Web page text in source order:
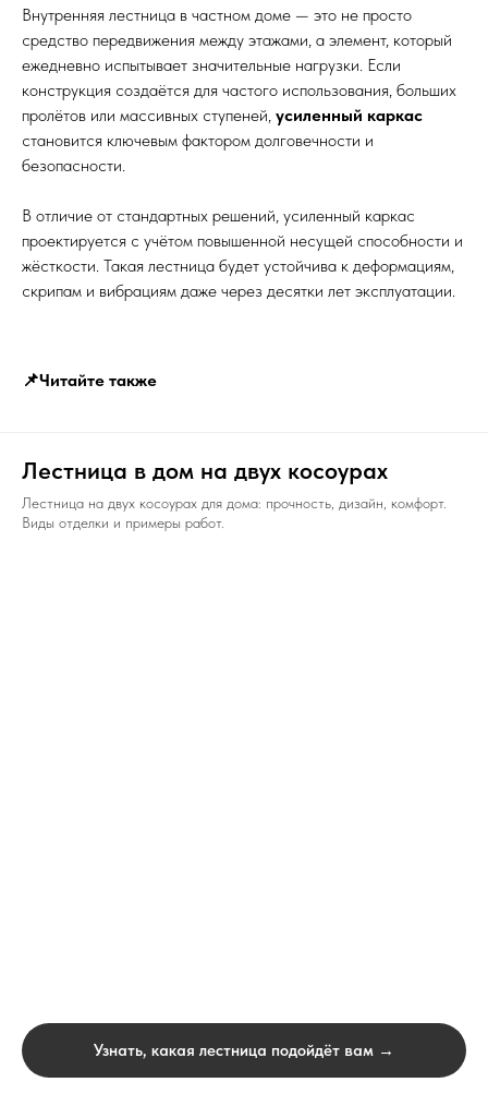
Внутренняя лестница в частном доме — это не просто
средство передвижения между этажами, а элемент, который
ежедневно испытывает значительные нагрузки. Если
конструкция создаётся для частого использования, больших
пролётов или массивных ступеней, усиленный каркас
становится ключевым фактором долговечности и
безопасности.
В отличие от стандартных решений, усиленный каркас
проектируется с учётом повышенной несущей способности и
жёсткости. Такая лестница будет устойчива к деформациям,
скрипам и вибрациям даже через десятки лет эксплуатации.
📌Читайте также
Лестница в дом на двух косоурах
Лестница на двух косоурах для дома: прочность, дизайн, комфорт.
Виды отделки и примеры работ.
Узнать, какая лестница подойдёт вам →